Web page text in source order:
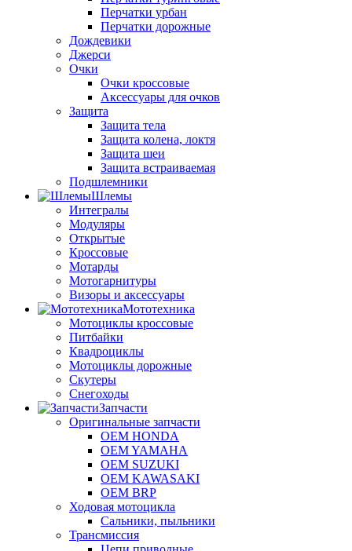
Перчатки урбан
Перчатки дорожные
Дождевики
Джерси
Очки
Очки кроссовые
Аксессуары для очков
Защита
Защита тела
Защита колена, локтя
Защита шеи
Защита встраиваемая
Подшлемники
Шлемы
Интегралы
Модуляры
Открытые
Кроссовые
Мотарды
Мотогарнитуры
Визоры и аксессуары
Мототехника
Мотоциклы кроссовые
Питбайки
Квадроциклы
Мотоциклы дорожные
Скутеры
Снегоходы
Запчасти
Оригинальные запчасти
OEM HONDA
OEM YAMAHA
OEM SUZUKI
OEM KAWASAKI
OEM BRP
Ходовая мотоцикла
Сальники, пыльники
Трансмиссия